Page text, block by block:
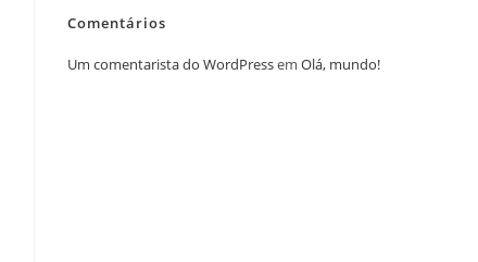
Comentários
Um comentarista do WordPressem Olá, mundo!